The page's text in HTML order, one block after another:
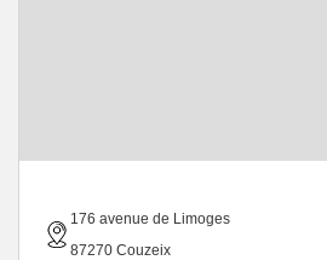
176 avenue de Limoges
87270 Couzeix